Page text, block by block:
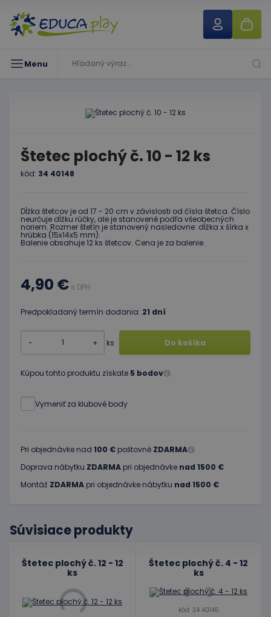
Menu
Štetec plochý č. 10 - 12 ks
kód: 34 40148
Dĺžka štetcov je od 17 - 20 cm v závislosti od čísla štetca. Číslo
neurčuje dĺžku rúčky, ale je stanovené podľa všeobecných
noriem. Rozmer štetín je stanovený nasledovne: dĺžka x šírka x
hrúbka (15x14x5 mm).
Balenie obsahuje 12 ks štetcov. Cena je za balenie.
4,90 € s DPH
Predpokladaný termín dodania: 21 dní
- + ks Do košíka
Kúpou tohto produktu získate 5 bodov
Vymeniť za klubové body
Pri objednávke nad 100 € poštovné ZDARMA
Doprava nábytku ZDARMA pri objednávke nad 1500 €
Montáž ZDARMA pri objednávke nábytku nad 1500 €
Súvisiace produkty
Štetec plochý č. 12 - 12
ks
Štetec plochý č. 4 - 12
ks
kód: 34 40145